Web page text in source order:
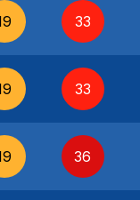
33
33
36